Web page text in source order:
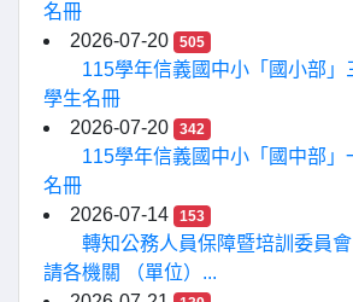
名冊
2026-07-20
505
115學年信義國中小「國小部」
學生名冊
2026-07-20
342
115學年信義國中小「國中部」
名冊
2026-07-14
153
轉知公務人員保障暨培訓委員會
請各機關 （單位）...